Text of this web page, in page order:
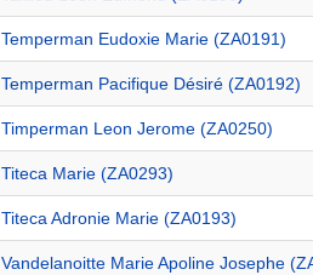
Temperman Eudoxie Marie (ZA0191)
Temperman Pacifique Désiré (ZA0192)
Timperman Leon Jerome (ZA0250)
Titeca Marie (ZA0293)
Titeca Adronie Marie (ZA0193)
Vandelanoitte Marie Apoline Josephe